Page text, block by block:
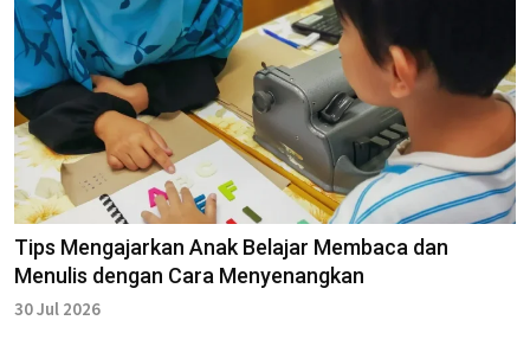
Tips Mengajarkan Anak Belajar Membaca dan
Menulis dengan Cara Menyenangkan
30 Jul 2026